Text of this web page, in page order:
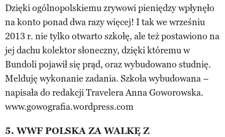
Dzięki ogólnopolskiemu zrywowi pieniędzy wpłynęło
na konto ponad dwa razy więcej! I tak we wrześniu
2013 r. nie tylko otwarto szkołę, ale też postawiono na
jej dachu kolektor słoneczny, dzięki któremu w
Bundoli pojawił się prąd, oraz wybudowano studnię.
Melduję wykonanie zadania. Szkoła wybudowana –
napisała do redakcji Travelera Anna Goworowska.
www.gowografia.wordpress.com
5. WWF POLSKA ZA WALKĘ Z